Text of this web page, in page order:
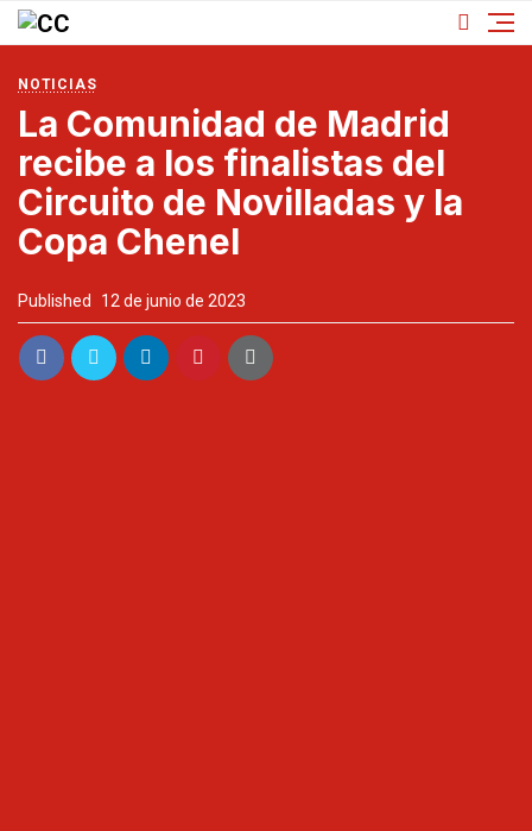
NOTICIAS
La Comunidad de Madrid
recibe a los finalistas del
Circuito de Novilladas y la
Copa Chenel
Published 12 de junio de 2023